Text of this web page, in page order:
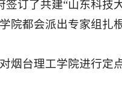
订了共建“山东科技
院都会派出专家组扎
烟台理工学院进行定